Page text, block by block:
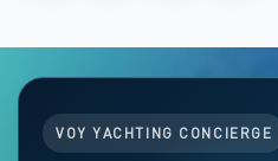
VOY YACHTING CONCIERGE